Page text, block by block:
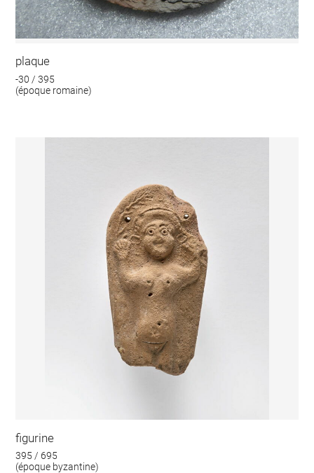
plaque
-30 / 395
(époque romaine)
figurine
395 / 695
(époque byzantine)